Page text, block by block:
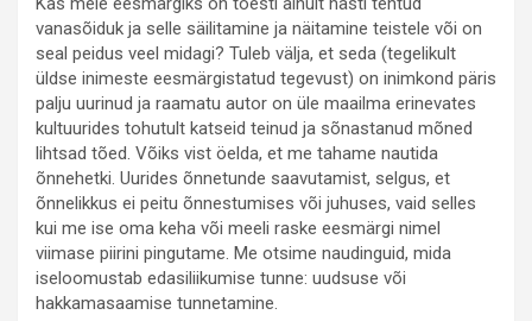
vanasõiduk ja selle säilitamine ja näitamine teistele või on
seal peidus veel midagi? Tuleb välja, et seda (tegelikult
üldse inimeste eesmärgistatud tegevust) on inimkond päris
palju uurinud ja raamatu autor on üle maailma erinevates
kultuurides tohutult katseid teinud ja sõnastanud mõned
lihtsad tõed. Võiks vist öelda, et me tahame nautida
õnnehetki. Uurides õnnetunde saavutamist, selgus, et
õnnelikkus ei peitu õnnestumises või juhuses, vaid selles
kui me ise oma keha või meeli raske eesmärgi nimel
viimase piirini pingutame. Me otsime naudinguid, mida
iseloomustab edasiliikumise tunne: uudsuse või
hakkamasaamise tunnetamine.